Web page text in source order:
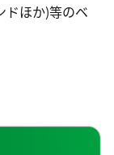
ドほか)等のベ